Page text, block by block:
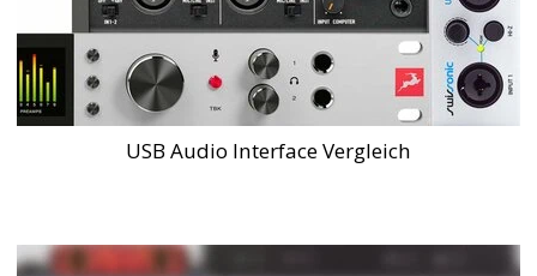
USB Audio Interface Vergleich